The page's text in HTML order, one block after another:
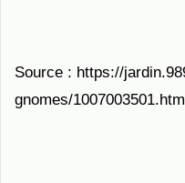
Source : https://
gnomes/